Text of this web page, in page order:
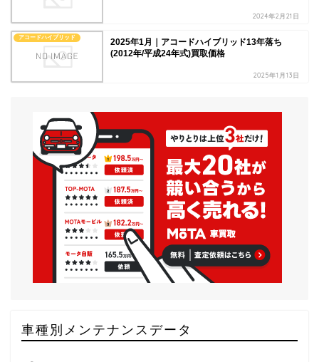
2024年2月21日
アコードハイブリッド
2025年1月｜アコードハイブリッド13年落ち
(2012年/平成24年式)買取価格
2025年1月13日
車種別メンテナンスデータ